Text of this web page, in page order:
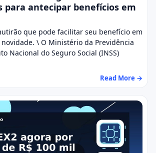
para antecipar benefícios em
que pode facilitar seu benefício em
\ O Ministério da Previdência
Nacional do Seguro Social (INSS)
Read More →